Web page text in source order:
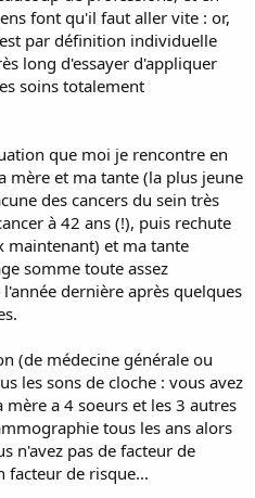
font qu'il faut aller vite : or,
par définition individuelle
long d'essayer d'appliquer
soins totalement
que moi je rencontre en
mère et ma tante (la plus jeune
des cancers du sein très
à 42 ans (!), puis rechute
maintenant) et ma tante
somme toute assez
dernière après quelques
(de médecine générale ou
les sons de cloche : vous avez
a 4 soeurs et les 3 autres
tous les ans alors
n'avez pas de facteur de
facteur de risque...